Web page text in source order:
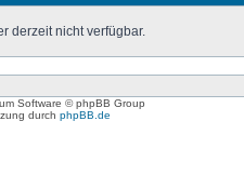
derzeit nicht verfügbar.
Software © phpBB Group
durch phpBB.de